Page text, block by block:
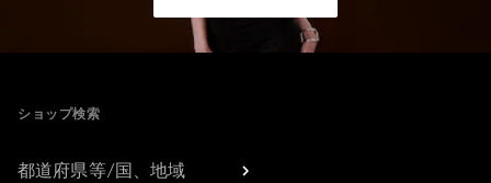
Footer
ショップ検索
都道府県等/国、地域